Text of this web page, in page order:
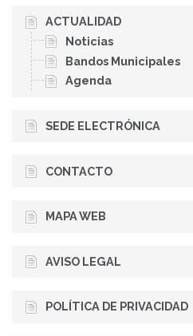
ACTUALIDAD
Noticias
Bandos Municipales
Agenda
SEDE ELECTRÓNICA
CONTACTO
MAPA WEB
AVISO LEGAL
POLÍTICA DE PRIVACIDAD